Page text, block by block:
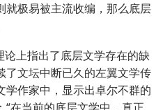
就极易被主流收编，那么底层
上指出了底层文学存在的缺
了文坛中断已久的左翼文学传
作家中，显示出卓尔不群的